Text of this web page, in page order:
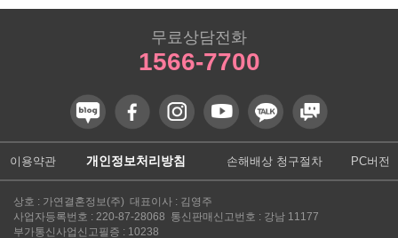
무료상담전화
1566-7700
이용약관 개인정보처리방침 손해배상 청구절차 PC버전
상호 : 가연결혼정보(주) 대표이사 : 김영주
사업자등록번호 : 220-87-28068 통신판매신고번호 : 강남 11177
부가통신사업신고필증 : 10238